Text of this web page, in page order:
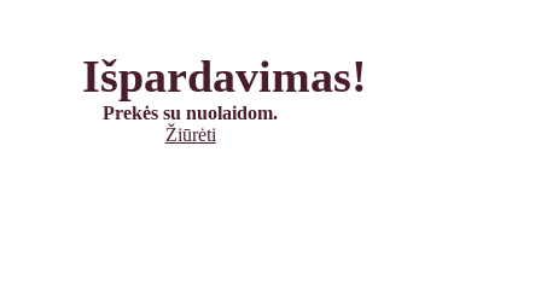
Išpardavimas!
Prekės su nuolaidom.
Žiūrėti